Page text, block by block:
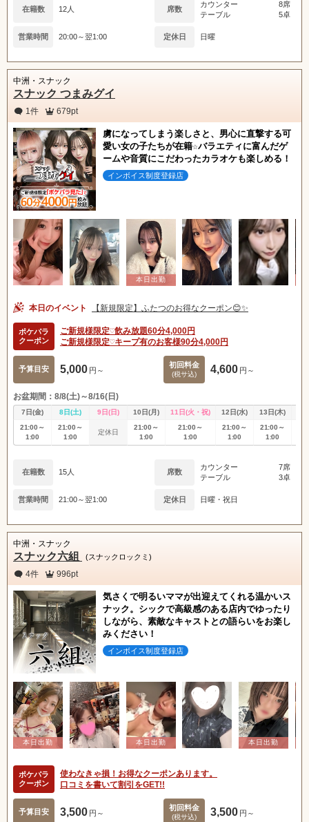
在籍数 12人 席数
カウンター
8席
テーブル
5卓
営業時間 20:00～翌1:00 定休日 日曜
中洲・スナック
スナック つまみグイ
1件 679pt
虜になってしまう楽しさと、男心に直撃する可
愛い女の子たちが在籍☆バラエティに富んだゲ
ームや音質にこだわったカラオケも楽しめる！
インボイス制度登録店
本日のイベント 【新規限定】ふたつのお得なクーポン😊✨
ポケパラ
クーポン
ご新規様限定♡飲み放題60分4,000円
ご新規様限定♡キープ有のお客様90分4,000円
予算目安 5,000 円～
初回料金
(税サ込) 4,600 円～
お盆期間：8/8(土)～8/16(日)
7日(金) 8日(土) 9日(日) 10日(月) 11日(火・祝) 12日(水) 13日(木)
21:00～
1:00
21:00～
1:00
定休日
21:00～
1:00
21:00～
1:00
21:00～
1:00
21:00～
1:00
在籍数 15人 席数
カウンター
7席
テーブル
3卓
営業時間 21:00～翌1:00 定休日 日曜・祝日
中洲・スナック
スナック六組 (スナックロックミ)
4件 996pt
気さくで明るいママが出迎えてくれる温かいス
ナック。シックで高級感のある店内でゆったり
しながら、素敵なキャストとの語らいをお楽し
みください！
インボイス制度登録店
ポケパラ
クーポン
使わなきゃ損！お得なクーポンあります。
口コミを書いて割引をGET!!
予算目安 3,500 円～
初回料金
(税サ込) 3,500 円～
会員ログイン
北海道 東北
甲信越